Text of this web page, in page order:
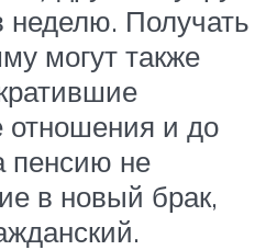
неделю. Получать
могут также
и до
пенсию не
в новый брак,